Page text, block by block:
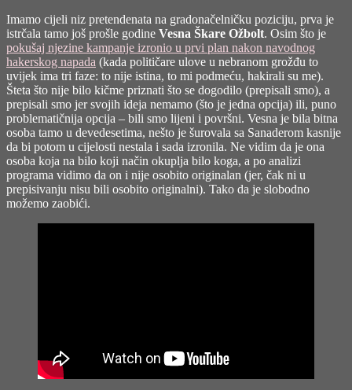
Imamo cijeli niz pretendenata na gradonačelničku poziciju, prva je
istrčala tamo još prošle godine Vesna Škare Ožbolt. Osim što je
pokušaj njezine kampanje izronio u prvi plan nakon navodnog
hakerskog napada (kada političare ulove u nebranom grožđu to
uvijek ima tri faze: to nije istina, to mi podmeću, hakirali su me).
Šteta što nije bilo kičme priznati što se dogodilo (prepisali smo), a
prepisali smo jer svojih ideja nemamo (što je jedna opcija) ili, puno
problematičnija opcija – bili smo lijeni i površni. Vesna je bila bitna
osoba tamo u devedesetima, nešto je šurovala sa Sanaderom kasnije
da bi potom u cijelosti nestala i sada izronila. Ne vidim da je ona
osoba koja na bilo koji način okuplja bilo koga, a po analizi
programa vidimo da on i nije osobito originalan (jer, čak ni u
prepisivanju nisu bili osobito originalni). Tako da je slobodno
možemo zaobići.